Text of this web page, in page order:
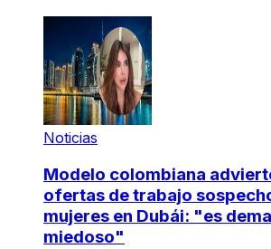
Noticias
Modelo colombiana
ofertas de trabajo
mujeres en Dubái: "es
miedoso"